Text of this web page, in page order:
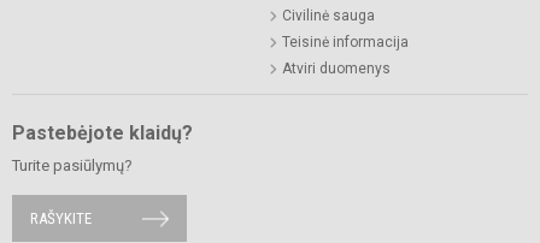
Civilinė sauga
Teisinė informacija
Atviri duomenys
Pastebėjote klaidų?
Turite pasiūlymų?
RAŠYKITE